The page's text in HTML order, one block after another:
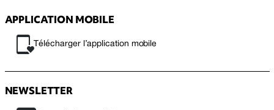
APPLICATION MOBILE
Télécharger l’application mobile
NEWSLETTER